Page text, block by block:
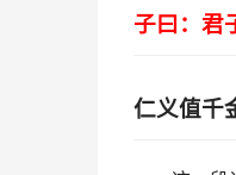
子曰：君
仁义值千